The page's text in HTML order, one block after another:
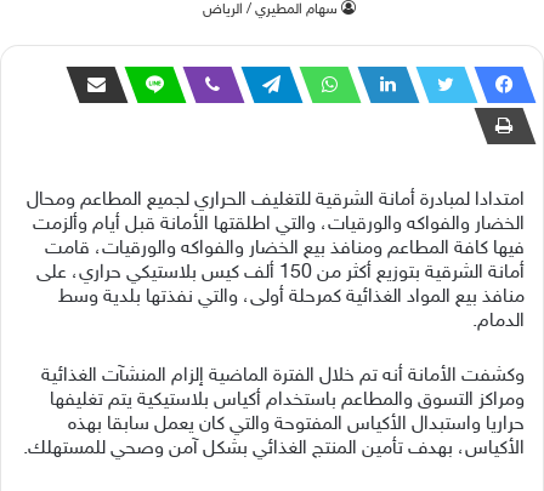
‫سهام المطيري / الرياض
امتدادا لمبادرة أمانة الشرقية للتغليف الحراري لجميع المطاعم ومحال
الخضار والفواكه والورقيات، والتي اطلقتها الأمانة قبل أيام وألزمت
فيها كافة المطاعم ومنافذ بيع الخضار والفواكه والورقيات، قامت
أمانة الشرقية بتوزيع أكثر من 150 ألف كيس بلاستيكي حراري، على
منافذ بيع المواد الغذائية كمرحلة أولى، والتي نفذتها بلدية وسط
الدمام.
وكشفت الأمانة أنه تم خلال الفترة الماضية إلزام المنشآت الغذائية
ومراكز التسوق والمطاعم باستخدام أكياس بلاستيكية يتم تغليفها
حراريا واستبدال الأكياس المفتوحة والتي كان يعمل سابقا بهذه
الأكياس، بهدف تأمين المنتج الغذائي بشكل آمن وصحي للمستهلك.